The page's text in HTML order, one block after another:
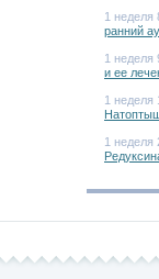
1 неделя
ранний
1 неделя
и ее
1 неделя
1 неделя